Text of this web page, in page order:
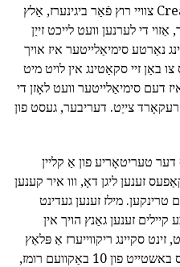
אויף דער באזע פון דעם קלוב Created צוויי רוץ פֿאַר ביגינערז, אַלץ
די לערנען וועט לייכט זייַן
נאַרטע סימיאַלייטער איז אויך
באַן זיי סקאַטינג אין לויט מיט
דעם סימיאַלייטער וועט לאָזן די
צייַט. דעריבער, געסט פון
דער טעריטאָריע פון אַ קליין
זענען ליגן דאָ, ווו איר קענען
מילז זענען געדינט
זענען גאַנץ הויך אין
סקיינג ריקווייערז אַ פּלאַץ
פון ענערגיע. אויך אין די קאָמפּלעקס באשטייט פון 10 באַקוועם רומז,